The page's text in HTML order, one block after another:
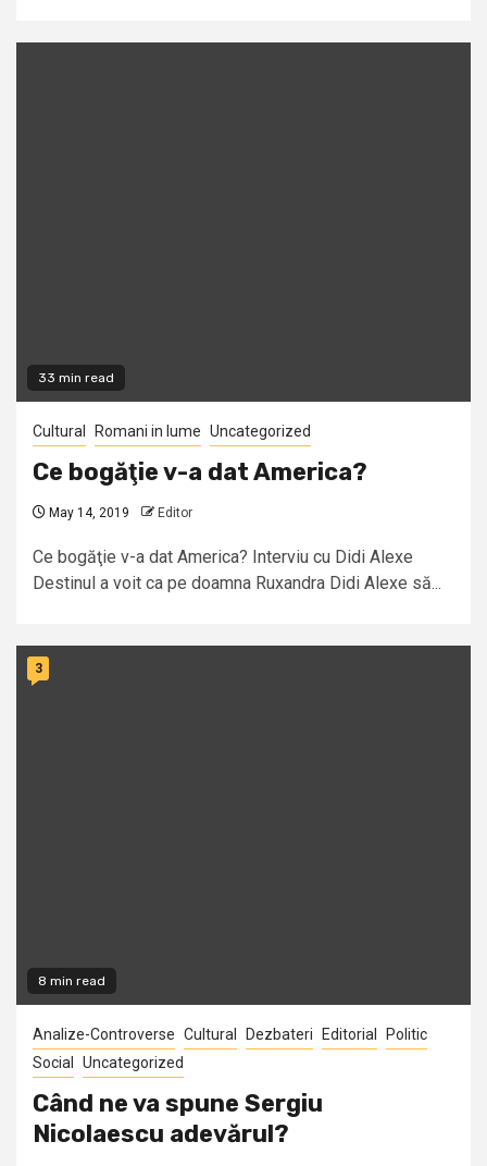
33 min read
Cultural Romani in lume Uncategorized
Ce bogăţie v-a dat America?
May 14, 2019 Editor
Ce bogăţie v-a dat America? Interviu cu Didi Alexe
Destinul a voit ca pe doamna Ruxandra Didi Alexe să...
8 min read
3
Analize-Controverse Cultural Dezbateri Editorial
Politic
Social
Uncategorized
Când ne va spune Sergiu
Nicolaescu adevărul?